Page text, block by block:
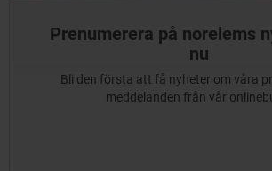
Prenumerera på norelems
nu
Bli den första att få nyheter om våra
meddelanden från vår